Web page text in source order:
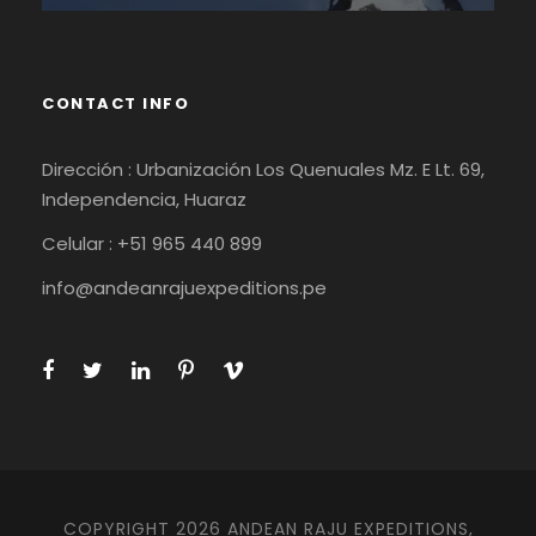
CONTACT INFO
Dirección : Urbanización Los Quenuales Mz. E Lt. 69,
Independencia, Huaraz
Celular : +51 965 440 899
info@andeanrajuexpeditions.pe
COPYRIGHT 2026 ANDEAN RAJU EXPEDITIONS,